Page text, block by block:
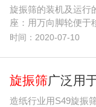
旋振筛的装机及运行
座：用万向脚轮便于
时间：2020-07-10
旋振筛广泛用于食品、医药
造纸行业用S49旋振